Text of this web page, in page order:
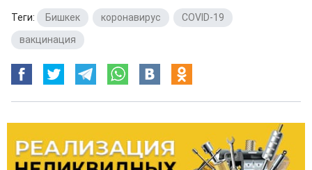
Теги: Бишкек коронавирус COVID-19
вакцинация